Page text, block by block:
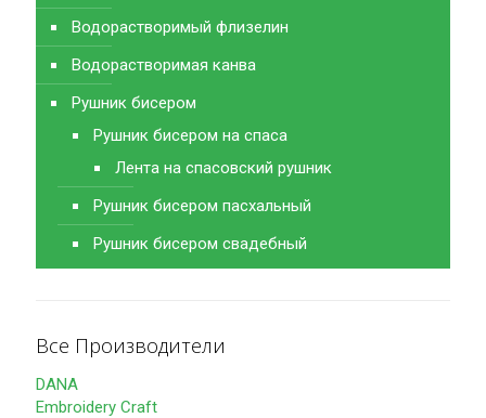
Водорастворимый флизелин
Водорастворимая канва
Рушник бисером
Рушник бисером на спаса
Лента на спасовский рушник
Рушник бисером пасхальный
Рушник бисером свадебный
Все Производители
DANA
Embroidery Craft